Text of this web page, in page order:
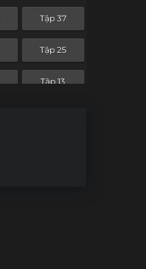
Tập 37
Tập 25
Tập 13